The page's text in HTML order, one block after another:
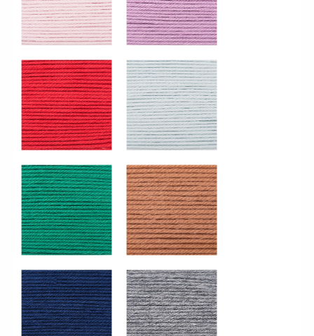
383235_009_Rouge 383235_010_Menthe
383235_011_Emeraude 383235_022_Chair
383235_012_Bleu 383235_014_Graphite
383235_015_Anthracite 383235_016_Noir